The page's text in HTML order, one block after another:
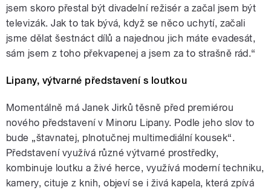
jsem skoro přestal být divadelní režisér a začal jsem být
televizák. Jak to tak bývá, když se něco uchytí, začali
jsme dělat šestnáct dílů a najednou jich máte evadesát,
sám jsem z toho překvapenej a jsem za to strašně rád.“
Lipany, výtvarné představení s loutkou
Momentálně má Janek Jirků těsně před premiérou
nového představení v Minoru Lipany. Podle jeho slov to
bude „štavnatej, plnotučnej multimediální kousek“.
Představení využívá různé výtvarné prostředky,
kombinuje loutku a živé herce, využívá moderní techniku,
kamery, cituje z knih, objeví se i živá kapela, která zpívá